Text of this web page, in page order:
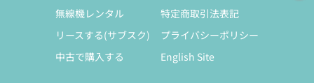
無線機レンタル
リースする(サブスク)
中古で購入する
特定商取引法表記
プライバシーポリシー
English Site